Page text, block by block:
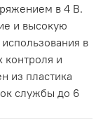
в 4 В.
и высокую
в
контроля и
из пластика
службы до 6